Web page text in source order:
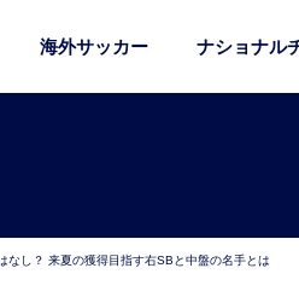
海外サッカー ナショナル
なし？ 来夏の獲得目指す右SBと中盤の名手とは